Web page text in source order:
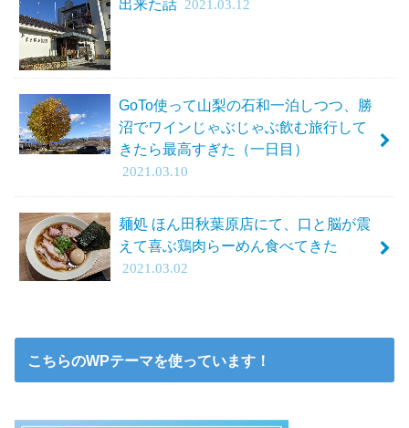
2021.03.12
GoTo使って山梨の石和一泊しつつ、勝
沼でワインじゃぶじゃぶ飲む旅行して
きたら最高すぎた（一日目）
2021.03.10
麺処 ほん田秋葉原店にて、口と脳が震
えて喜ぶ鶏肉らーめん食べてきた
2021.03.02
こちらのWPテーマを使っています！